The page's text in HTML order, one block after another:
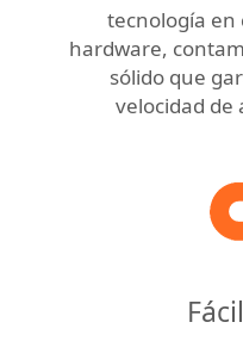
tecnología en
hardware,
sólido que
velocidad de